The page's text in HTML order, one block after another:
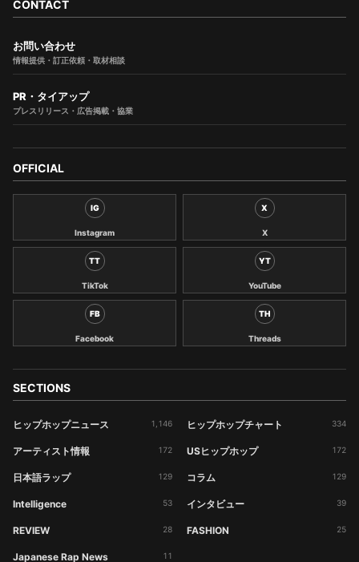
CONTACT
お問い合わせ
情報提供・訂正依頼・取材相談
PR・タイアップ
プレスリリース・広告掲載・協業
OFFICIAL
IG
Instagram
X
X
TT
TikTok
YT
YouTube
FB
Facebook
TH
Threads
SECTIONS
ヒップホップニュース 1,146 ヒップホップチャート 334
アーティスト情報 172 USヒップホップ 172
日本語ラップ 129 コラム 129
Intelligence 53 インタビュー 39
REVIEW 28 FASHION 25
Japanese Rap News 11